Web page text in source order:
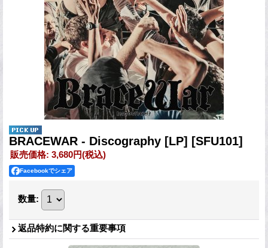
BRACEWAR - Discography [LP] [SFU101]
販売価格: 3,680円(税込)
Facebookでシェア
数量:
返品特約に関する重要事項